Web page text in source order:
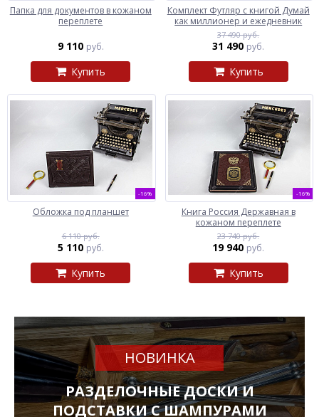
Папка для документов в кожаном
переплете
9 110 руб.
Купить
Комплект Футляр с книгой Думай
как миллионер и ежедневник
37 490 руб.
31 490 руб.
Купить
-16%
Обложка под планшет
6 110 руб.
5 110 руб.
Купить
-16%
Книга Россия Державная в
кожаном переплете
23 740 руб.
19 940 руб.
Купить
НОВИНКА
РАЗДЕЛОЧНЫЕ ДОСКИ И
ПОДСТАВКИ С ШАМПУРАМИ